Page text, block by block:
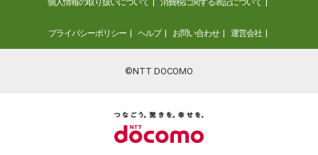
個人情報の取り扱いについて 消費税に関する表記について
プライバシーポリシー ヘルプ お問い合わせ 運営会社
©NTT DOCOMO